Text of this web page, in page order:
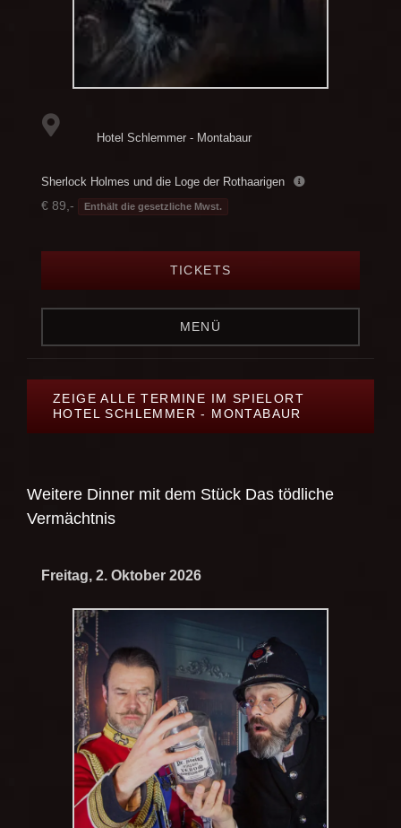
Hotel Schlemmer - Montabaur
Sherlock Holmes und die Loge der Rothaarigen
€ 89,- Enthält die gesetzliche Mwst.
TICKETS
MENÜ
ZEIGE ALLE TERMINE IM SPIELORT
HOTEL SCHLEMMER - MONTABAUR
Weitere Dinner mit dem Stück Das tödliche
Vermächtnis
Freitag, 2. Oktober 2026